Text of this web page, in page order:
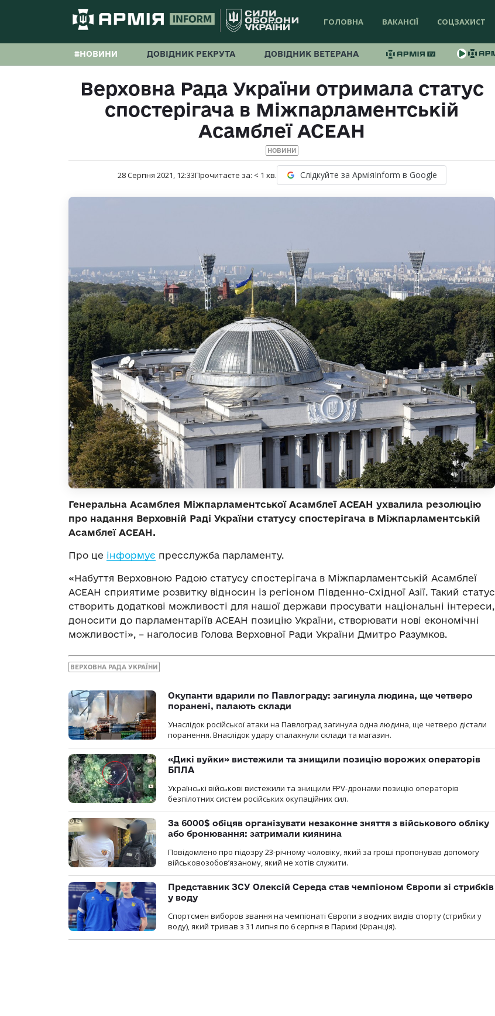
ГОЛОВНА ВАКАНСІЇ СОЦЗАХИСТ
#НОВИНИ ДОВІДНИК РЕКРУТА ДОВІДНИК ВЕТЕРАНА
Верховна Рада України отримала статус
спостерігача в Міжпарламентській
Асамблеї АСЕАН
НОВИНИ
28 Серпня 2021, 12:33Прочитаєте за: < 1 хв. Слідкуйте за АрміяInform в Google
Генеральна Асамблея Міжпарламентської Асамблеї АСЕАН ухвалила резолюцію
про надання Верховній Раді України статусу спостерігача в Міжпарламентській
Асамблеї АСЕАН.
Про це інформує пресслужба парламенту.
«Набуття Верховною Радою статусу спостерігача в Міжпарламентській Асамблеї
АСЕАН сприятиме розвитку відносин із регіоном Південно-Східної Азії. Такий статус
створить додаткові можливості для нашої держави просувати національні інтереси,
доносити до парламентаріїв АСЕАН позицію України, створювати нові економічні
можливості», – наголосив Голова Верховної Ради України Дмитро Разумков.
ВЕРХОВНА РАДА УКРАЇНИ
Окупанти вдарили по Павлограду: загинула людина, ще четверо
поранені, палають склади
Унаслідок російської атаки на Павлоград загинула одна людина, ще четверо дістали
поранення. Внаслідок удару спалахнули склади та магазин.
«Дикі вуйки» вистежили та знищили позицію ворожих операторів
БПЛА
Українські військові вистежили та знищили FPV-дронами позицію операторів
безпілотних систем російських окупаційних сил.
За 6000$ обіцяв організувати незаконне зняття з військового обліку
або бронювання: затримали киянина
Повідомлено про підозру 23-річному чоловіку, який за гроші пропонував допомогу
військовозобов’язаному, який не хотів служити.
Представник ЗСУ Олексій Середа став чемпіоном Європи зі стрибків
у воду
Спортсмен виборов звання на чемпіонаті Європи з водних видів спорту (стрибки у
воду), який тривав з 31 липня по 6 серпня в Парижі (Франція).